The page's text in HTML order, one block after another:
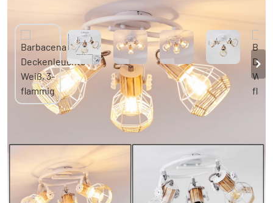
Barbacena Deckenleuchte Weiß, 3-flammig
3 Bewertungen
CHF 31.95